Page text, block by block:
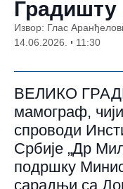
Градишту
Извор: Глас
14.06.2026.
11:30
ВЕЛИКО
мамограф,
спроводи
Србије „Др
подршку
сарадњи са